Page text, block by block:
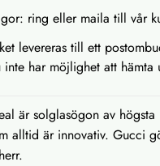
ring eller maila till vår
levereras till ett
har möjlighet att
är solglasögon av
alltid är innovativ. Gucci